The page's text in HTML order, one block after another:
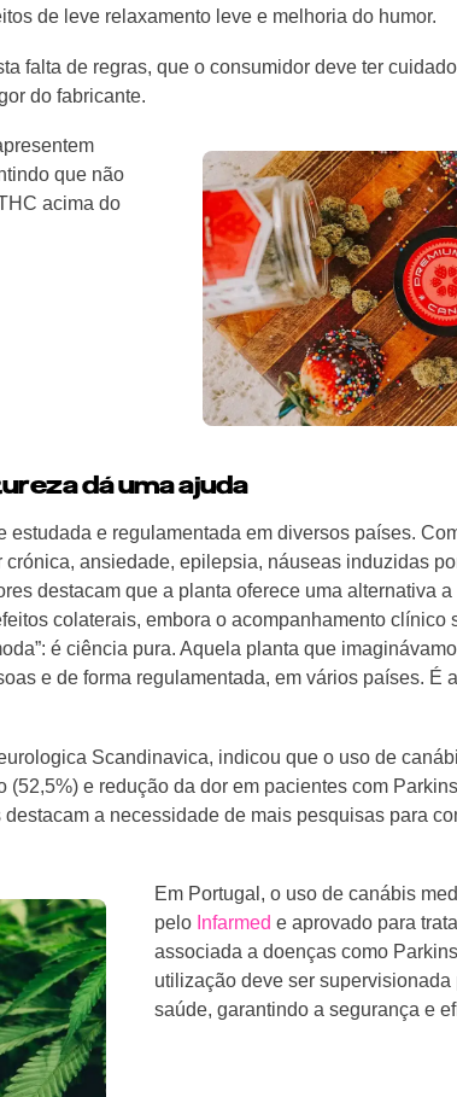
de leve relaxamento leve e melhoria do humor.
falta de regras, que o consumidor deve ter
do fabricante.
que não
acima do
dá uma ajuda
e regulamentada em diversos países.
ansiedade, epilepsia, náuseas induzidas
destacam que a planta oferece uma alternativa
colaterais, embora o acompanhamento clínico
é ciência pura. Aquela planta que
e de forma regulamentada, em vários países. É
Scandinavica, indicou que o uso de
(52,5%) e redução da dor em pacientes com
a necessidade de mais pesquisas para
Em Portugal, o uso de canábis
pelo Infarmede aprovado para
associada a doenças como
utilização deve ser
saúde, garantindo a segurança e